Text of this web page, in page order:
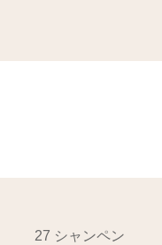
27 シャンペン